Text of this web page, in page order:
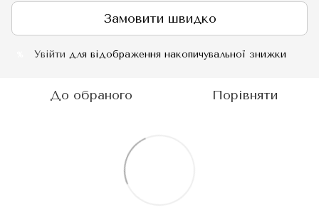
Замовити швидко
Увійти для відображення накопичувальної знижки
До обраного Порівняти